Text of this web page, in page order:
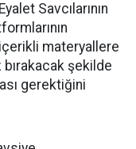
Savcılarının
materyallere
bırakacak şekilde
gerektiğini